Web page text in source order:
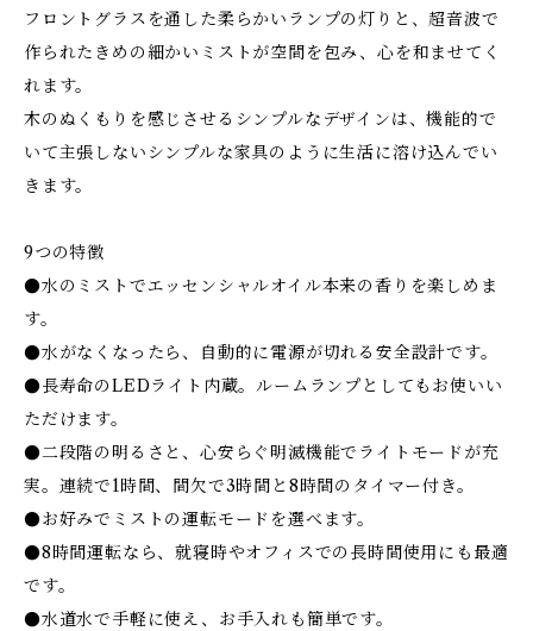
フロントグラスを通した柔らかいランプの灯りと、超音波で
作られたきめの細かいミストが空間を包み、心を和ませてく
れます。
木のぬくもりを感じさせるシンプルなデザインは、機能的で
いて主張しないシンプルな家具のように生活に溶け込んでい
きます。
9つの特徴
●水のミストでエッセンシャルオイル本来の香りを楽しめま
す。
●水がなくなったら、自動的に電源が切れる安全設計です。
●長寿命のLEDライト内蔵。ルームランプとしてもお使いい
ただけます。
●二段階の明るさと、心安らぐ明滅機能でライトモードが充
実。連続で1時間、間欠で3時間と8時間のタイマー付き。
●お好みでミストの運転モードを選べます。
●8時間運転なら、就寝時やオフィスでの長時間使用にも最適
です。
●水道水で手軽に使え、お手入れも簡単です。